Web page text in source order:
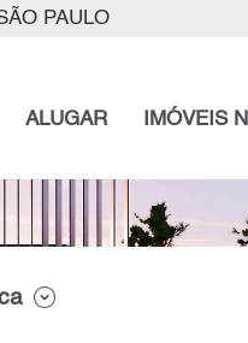
PAULO
ALUGAR IMÓVEIS